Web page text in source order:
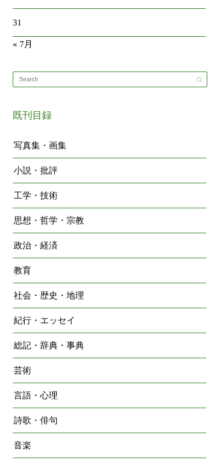
31
« 7月
既刊目録
写真集・画集
小説・批評
工学・技術
思想・哲学・宗教
政治・経済
教育
社会・歴史・地理
紀行・エッセイ
総記・辞典・事典
芸術
言語・心理
詩歌・俳句
音楽